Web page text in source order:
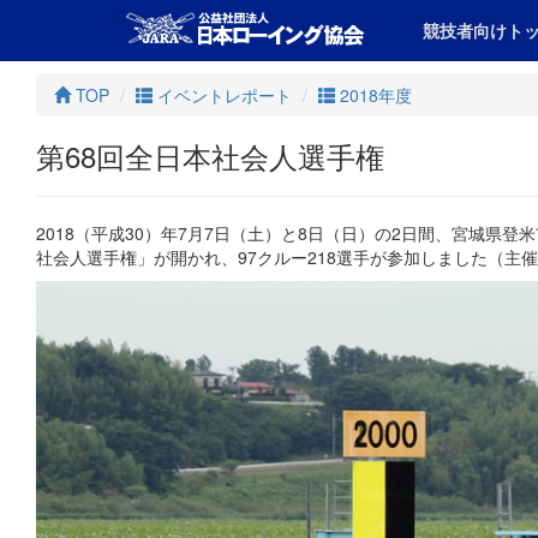
競技者向けト
TOP イベントレポート 2018年度
第68回全日本社会人選手権
2018（平成30）年7月7日（土）と8日（日）の2日間、宮城県登
社会人選手権」が開かれ、97クルー218選手が参加しました（主